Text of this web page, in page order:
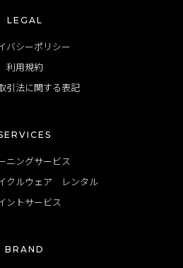
LEGAL
バシーポリシー
利用規約
引法に関する表記
ニングサービス
クルウェア レンタル
ントサービス
BRAND